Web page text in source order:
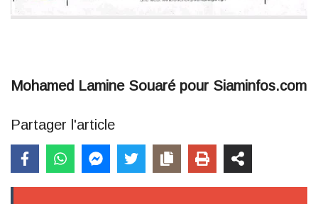
Mohamed Lamine Souaré pour Siaminfos.com
Partager l'article